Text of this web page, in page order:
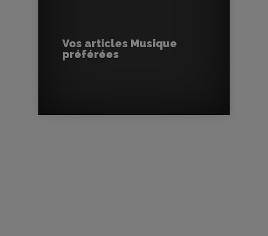
Vos articles Musique
préférées